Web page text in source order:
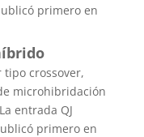
primero en
tipo crossover,
microhibridación
entrada QJ
primero en